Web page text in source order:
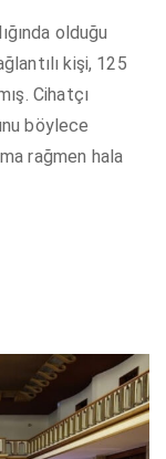
olduğu
kişi, 125
Cihatçı
böylece
rağmen hala